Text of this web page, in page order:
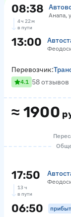
08:38 Анапа,
4 ч 22 м
в пути
13:00
≈ 1900
Перевозчик:
4.1 58 отзывов
17:50
13 ч
в пути
06:50